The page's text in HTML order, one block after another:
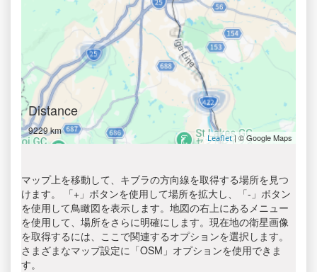
Distance
9229 km
Leaflet| © Google Maps
マップ上を移動して、キブラの方向線を取得する場所を見つ
けます。 「+」ボタンを使用して場所を拡大し、「-」ボタン
を使用して鳥瞰図を表示します。地図の右上にあるメニュー
を使用して、場所をさらに明確にします。現在地の衛星画像
を取得するには、ここで関連するオプションを選択します。
さまざまなマップ設定に「OSM」オプションを使用できま
す。